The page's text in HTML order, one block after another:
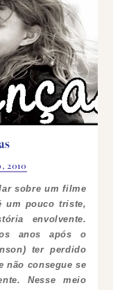
2010
sobre um filme
um pouco triste,
envolvente.
anos após o
ter perdido
não consegue se
Nesse meio